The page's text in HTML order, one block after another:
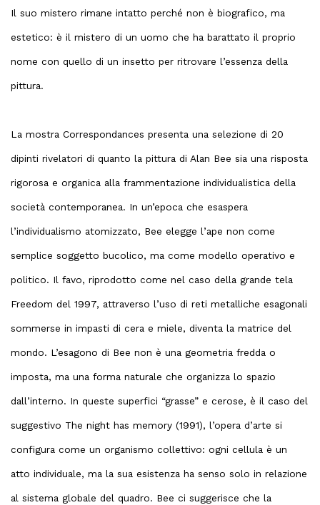
Il suo mistero rimane intatto perché non è biografico, ma
estetico: è il mistero di un uomo che ha barattato il proprio
nome con quello di un insetto per ritrovare l’essenza della
pittura.
La mostra Correspondances presenta una selezione di 20
dipinti rivelatori di quanto la pittura di Alan Bee sia una risposta
rigorosa e organica alla frammentazione individualistica della
società contemporanea. In un’epoca che esaspera
l’individualismo atomizzato, Bee elegge l’ape non come
semplice soggetto bucolico, ma come modello operativo e
politico. Il favo, riprodotto come nel caso della grande tela
Freedom del 1997, attraverso l’uso di reti metalliche esagonali
sommerse in impasti di cera e miele, diventa la matrice del
mondo. L’esagono di Bee non è una geometria fredda o
imposta, ma una forma naturale che organizza lo spazio
dall’interno. In queste superfici “grasse” e cerose, è il caso del
suggestivo The night has memory (1991), l’opera d’arte si
configura come un organismo collettivo: ogni cellula è un
atto individuale, ma la sua esistenza ha senso solo in relazione
al sistema globale del quadro. Bee ci suggerisce che la